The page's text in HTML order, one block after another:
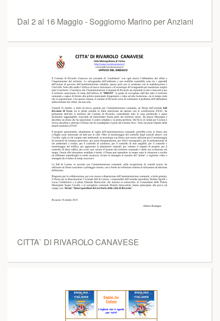
Dal 2 al 16 Maggio - Soggiorno Marino per Anziani
CITTA` DI RIVAROLO CANAVESE